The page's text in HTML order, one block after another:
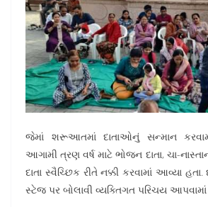
જેમાં શરૂઆતમાં દાતાઓનું સન્માન
આગામી ત્રણ વર્ષ માટે ભોજન દાતા, ચા-
દાતા સ્વૈચ્છિક રીતે નક્કી કરવામાં આવ્યા
સ્ટેજ પર બોલાવી વ્યક્તિગત પરિચય